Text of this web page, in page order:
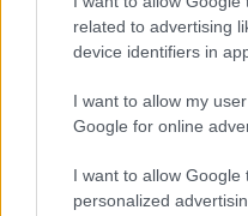
related to advertising
device identifiers in
I want to allow my
Google for online
I want to allow Google
personalized
Το FIAT 500 Hybrid τώρα
από 18.990 ευρώ